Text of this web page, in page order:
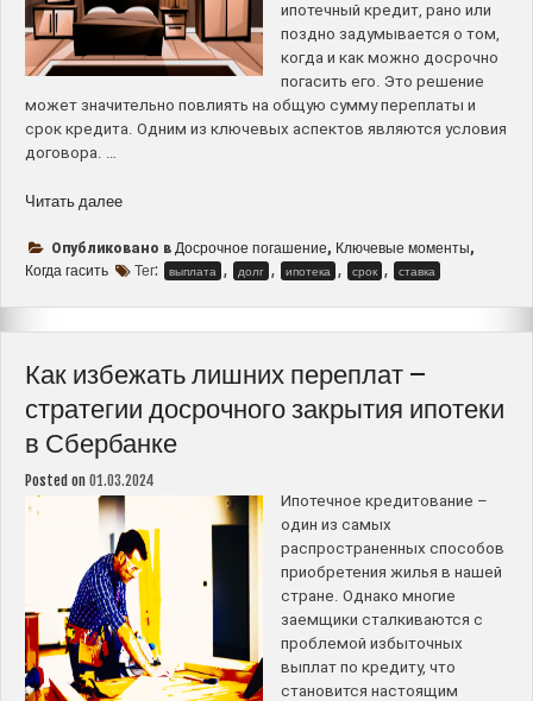
ипотечный кредит, рано или
поздно задумывается о том,
когда и как можно досрочно
погасить его. Это решение
может значительно повлиять на общую сумму переплаты и
срок кредита. Одним из ключевых аспектов являются условия
договора. …
Читать далее“Когда
ипотеку
–
погашения
до
и
после
Опубликовано в Досрочное погашение, Ключевые моменты,
Когда гасить Тег: выплата , долг , ипотека , срок , ставка
Как избежать лишних переплат –
стратегии досрочного закрытия ипотеки
в Сбербанке
Posted on 01.03.2024
Ипотечное кредитование –
один из самых
распространенных способов
приобретения жилья в нашей
стране. Однако многие
заемщики сталкиваются с
проблемой избыточных
выплат по кредиту, что
становится настоящим